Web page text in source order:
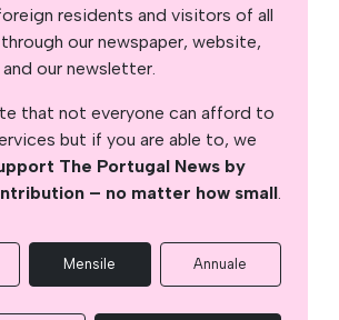
residents and visitors of all
our newspaper, website,
our newsletter.
that not everyone can afford to
but if you are able to, we
The Portugal News by
– no matter how small.
Mensile Annuale